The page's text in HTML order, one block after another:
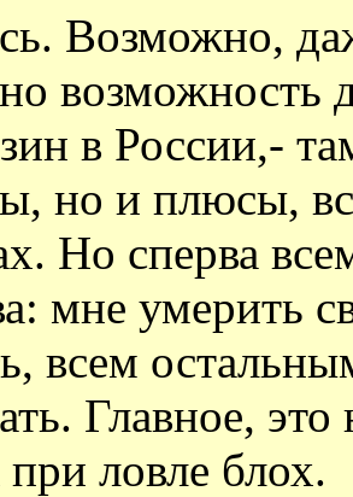
Возможно,
возможность
в России,-
но и плюсы,
Но сперва
мне умерить
всем
Главное,
ловле блох.